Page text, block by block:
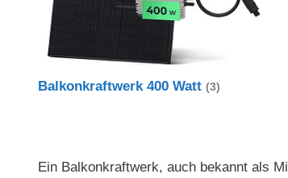
Balkonkraftwerk 400 Watt (3)
Ein Balkonkraftwerk, auch bekannt als